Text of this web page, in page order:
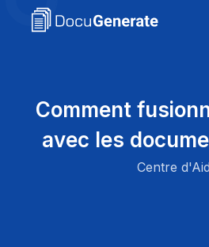
Comment
avec les
Centre